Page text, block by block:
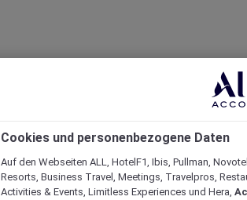
Cookies und personenbezogene Daten
Auf den Webseiten ALL, HotelF1, Ibis, Pullman,
Resorts, Business Travel, Meetings, Travelpros,
Activities & Events, Limitless Experiences und Hera,